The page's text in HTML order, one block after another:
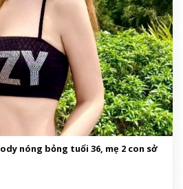
nóng bỏng tuổi 36, mẹ 2 con sở